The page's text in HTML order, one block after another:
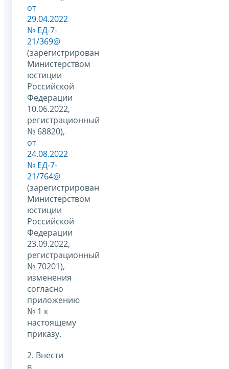
от
29.04.2022
№ ЕД-7-
21/369@
(зарегистрирован
Министерством
юстиции
Российской
Федерации
10.06.2022,
регистрационный
№ 68820),
от
24.08.2022
№ ЕД-7-
21/764@
(зарегистрирован
Министерством
юстиции
Российской
Федерации
23.09.2022,
регистрационный
№ 70201),
изменения
согласно
приложению
№ 1 к
настоящему
приказу.
2. Внести
в